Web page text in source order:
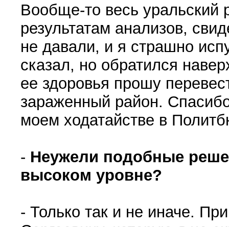
Вообще-то весь уральский
результатам анализов,
не давали, и я страшно
сказал, но обратился
ее здоровья прошу
зараженный район.
моем ходатайстве в
- Неужели подобные
высоком уровне?
- Только так и не иначе.